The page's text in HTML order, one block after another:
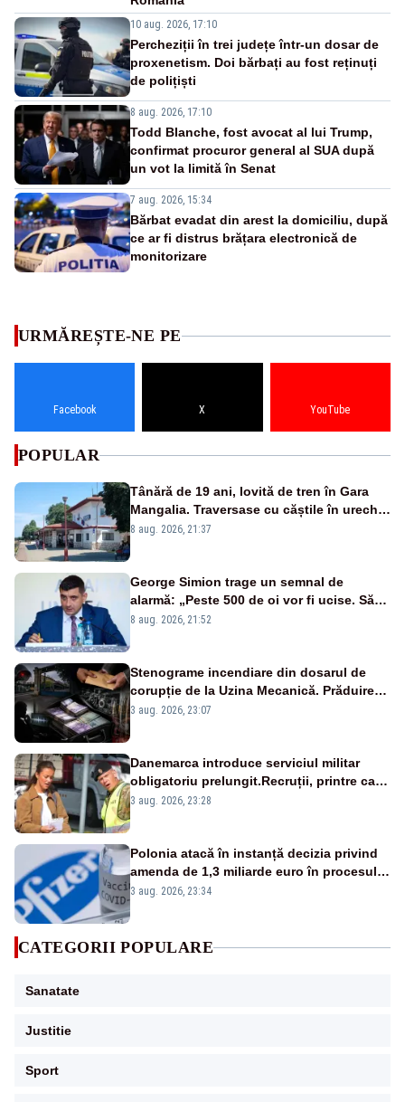
10 aug. 2026, 17:10
Percheziții în trei județe într-un dosar de
proxenetism. Doi bărbați au fost reținuți
de polițiști
8 aug. 2026, 17:10
Todd Blanche, fost avocat al lui Trump,
confirmat procuror general al SUA după
un vot la limită în Senat
7 aug. 2026, 15:34
Bărbat evadat din arest la domiciliu, după
ce ar fi distrus brățara electronică de
monitorizare
URMĂREȘTE-NE PE
Facebook X YouTube
POPULAR
Tânără de 19 ani, lovită de tren în Gara
Mangalia. Traversase cu căștile în urechi
liniile printr-un loc nepermis
8 aug. 2026, 21:37
George Simion trage un semnal de
alarmă: „Peste 500 de oi vor fi ucise. Să
vedem dacă ciobanii vor fi despăgubiți”
8 aug. 2026, 21:52
Stenograme incendiare din dosarul de
corupție de la Uzina Mecanică. Prăduirea
banilor din programul SAFE, interceptată
3 aug. 2026, 23:07
Danemarca introduce serviciul militar
obligatoriu prelungit.Recruții, printre care
și prințesa Isabella, vor face 11 luni de
3 aug. 2026, 23:28
Polonia atacă în instanță decizia privind
amenda de 1,3 miliarde euro în procesul
cu Pfizer
3 aug. 2026, 23:34
CATEGORII POPULARE
Sanatate
Justitie
Sport